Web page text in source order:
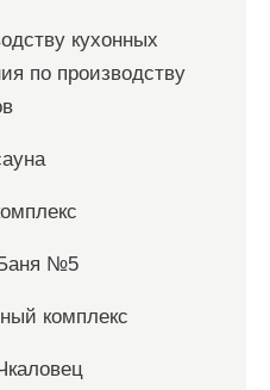
кухонных
по производству
№5
комплекс